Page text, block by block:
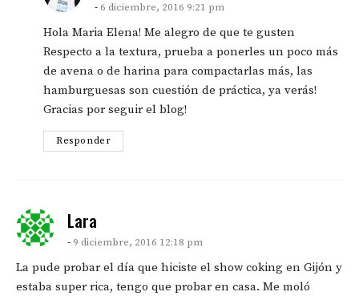
6 diciembre, 2016 9:21 pm
Hola Maria Elena! Me alegro de que te gusten
Respecto a la textura, prueba a ponerles un poco más
de avena o de harina para compactarlas más, las
hamburguesas son cuestión de práctica, ya verás!
Gracias por seguir el blog!
Responder
Lara
9 diciembre, 2016 12:18 pm
La pude probar el día que hiciste el show coking en Gijón y
estaba super rica, tengo que probar en casa. Me moló